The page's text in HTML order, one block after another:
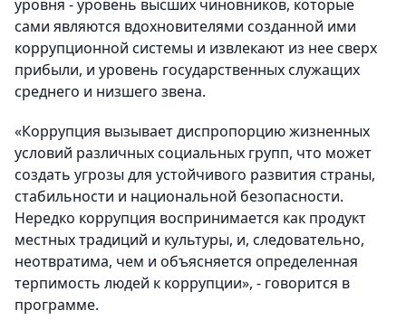
уровня - уровень высших чиновников, которые
сами являются вдохновителями созданной ими
коррупционной системы и извлекают из нее сверх
прибыли, и уровень государственных служащих
среднего и низшего звена.
«Коррупция вызывает диспропорцию жизненных
условий различных социальных групп, что может
создать угрозы для устойчивого развития страны,
стабильности и национальной безопасности.
Нередко коррупция воспринимается как продукт
местных традиций и культуры, и, следовательно,
неотвратима, чем и объясняется определенная
терпимость людей к коррупции», - говорится в
программе.